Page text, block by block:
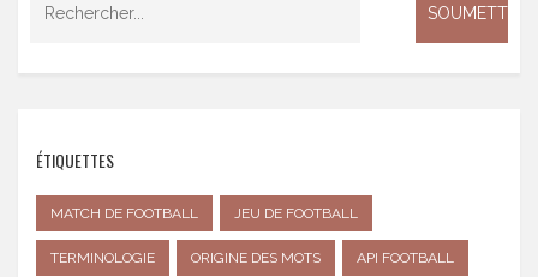
ÉTIQUETTES
MATCH DE FOOTBALL JEU DE FOOTBALL
TERMINOLOGIE ORIGINE DES MOTS API FOOTBALL